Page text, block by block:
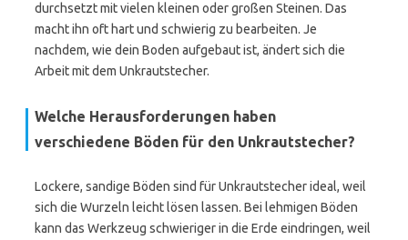
durchsetzt mit vielen kleinen oder großen Steinen. Das
macht ihn oft hart und schwierig zu bearbeiten. Je
nachdem, wie dein Boden aufgebaut ist, ändert sich die
Arbeit mit dem Unkrautstecher.
Welche Herausforderungen haben
verschiedene Böden für den Unkrautstecher?
Lockere, sandige Böden sind für Unkrautstecher ideal, weil
sich die Wurzeln leicht lösen lassen. Bei lehmigen Böden
kann das Werkzeug schwieriger in die Erde eindringen, weil